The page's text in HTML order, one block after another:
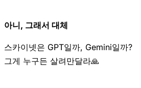
아니, 그래서 대체
스카이넷은 GPT일까, Gemini일까?
그게 누구든 살려만달라🙏